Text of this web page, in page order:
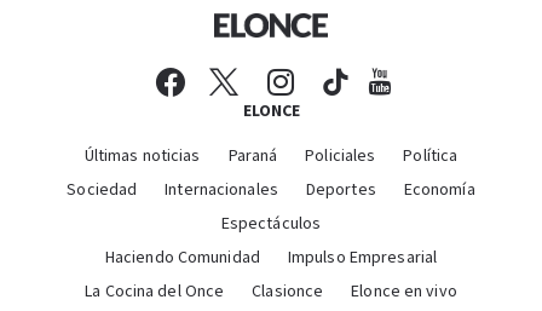
ELONCE
Últimas noticias Paraná Policiales
Política
Sociedad
Internacionales Deportes
Economía
Espectáculos
Haciendo Comunidad
Impulso Empresarial
La Cocina del Once
Clasionce
Elonce en vivo